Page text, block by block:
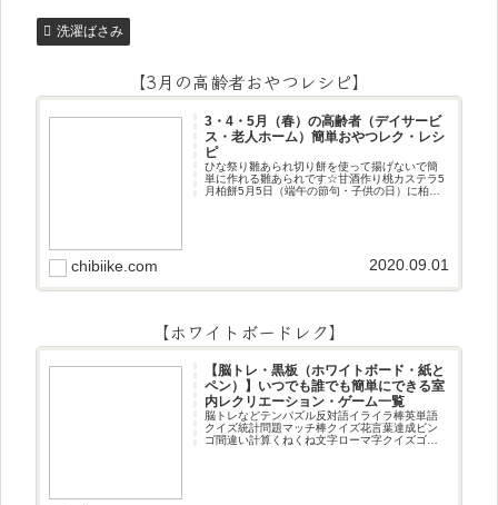
洗濯ばさみ
【3月の高齢者おやつレシピ】
3・4・5月（春）の高齢者（デイサービ
ス・老人ホーム）簡単おやつレク・レシ
ピ
ひな祭り雛あられ切り餅を使って揚げないで簡
単に作れる雛あられです☆甘酒作り桃カステラ5
月柏餅5月5日（端午の節句・子供の日）に柏餅
chibiike.com 2020.09.01
【ホワイトボードレク】
【脳トレ・黒板（ホワイトボード・紙と
ペン）】いつでも誰でも簡単にできる室
内レクリエーション・ゲーム一覧
脳トレなどテンパズル反対語イライラ棒英単語
クイズ統計問題マッチ棒クイズ花言葉達成ビン
ゴ間違い計算くねくね文字ローマ字クイズゴロ